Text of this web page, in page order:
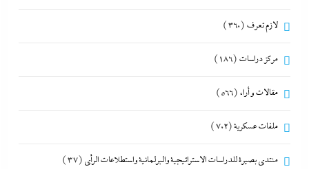
لازم تعرف (360)
مركز دراسات (186)
مقالات و أراء (566)
ملفات عسكرية(702)
منتدى بصيرة للدراسات الاستراتيجية والبرلمانية واستطلاعات الرأى (37)